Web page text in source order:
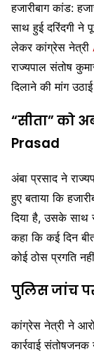
हजारीबाग कांड:
साथ हुई दरिंदगी ने
लेकर कांग्रेस नेत्री
राज्यपालसंतोष
दिलाने की मांग
“सीता” को
Prasad
अंबा प्रसाद ने
हुए बताया कि
दिया है, उसके साथ
कहा कि कई दिन
कोई ठोस प्रगति
पुलिस जांच
कांग्रेस नेत्री ने
कार्रवाई